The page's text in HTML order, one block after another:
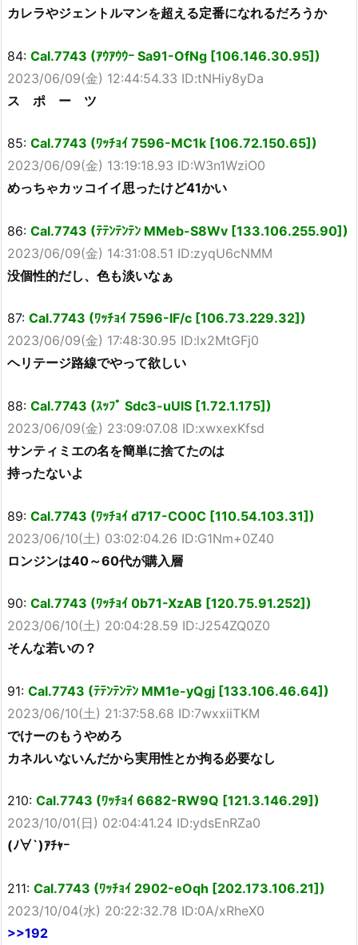
カレラやジェントルマンを超える定番になれるだろうか
84: Cal.7743 (ｱｳｱｳｳｰ Sa91-OfNg [106.146.30.95])
2023/06/09(金) 12:44:54.33 ID:tNHiy8yDa
ス ポ ー ツ
85: Cal.7743 (ﾜｯﾁｮｲ 7596-MC1k [106.72.150.65])
2023/06/09(金) 13:19:18.93 ID:W3n1WziO0
めっちゃカッコイイ思ったけど41かい
86: Cal.7743 (ﾃﾃﾝﾃﾝﾃﾝ MMeb-S8Wv [133.106.255.90])
2023/06/09(金) 14:31:08.51 ID:zyqU6cNMM
没個性的だし、色も淡いなぁ
87: Cal.7743 (ﾜｯﾁｮｲ 7596-IF/c [106.73.229.32])
2023/06/09(金) 17:48:30.95 ID:lx2MtGFj0
ヘリテージ路線でやって欲しい
88: Cal.7743 (ｽｯﾌﾟ Sdc3-uUlS [1.72.1.175])
2023/06/09(金) 23:09:07.08 ID:xwxexKfsd
サンティミエの名を簡単に捨てたのは
持ったないよ
89: Cal.7743 (ﾜｯﾁｮｲ d717-CO0C [110.54.103.31])
2023/06/10(土) 03:02:04.26 ID:G1Nm+0Z40
ロンジンは40～60代が購入層
90: Cal.7743 (ﾜｯﾁｮｲ 0b71-XzAB [120.75.91.252])
2023/06/10(土) 20:04:28.59 ID:J254ZQ0Z0
そんな若いの？
91: Cal.7743 (ﾃﾃﾝﾃﾝﾃﾝ MM1e-yQgj [133.106.46.64])
2023/06/10(土) 21:37:58.68 ID:7wxxiiTKM
でけーのもうやめろ
カネルいないんだから実用性とか拘る必要なし
210: Cal.7743 (ﾜｯﾁｮｲ 6682-RW9Q [121.3.146.29])
2023/10/01(日) 02:04:41.24 ID:ydsEnRZa0
(ﾉ∀`)ｱﾁｬｰ
211: Cal.7743 (ﾜｯﾁｮｲ 2902-eOqh [202.173.106.21])
2023/10/04(水) 20:22:32.78 ID:0A/xRheX0
>>192